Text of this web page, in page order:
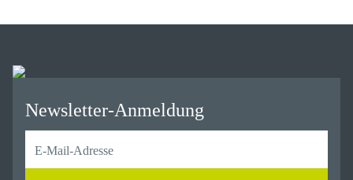
Newsletter-Anmeldung